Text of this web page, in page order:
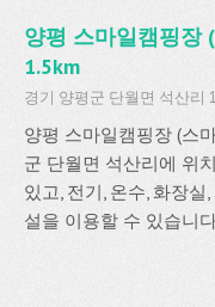
양평 스마일캠핑장
1.5km
경기 양평군 단월면 석산리
양평 스마일캠핑장 (스
군 단월면 석산리에 위
있고, 전기, 온수, 화장
설을 이용할 수 있습니